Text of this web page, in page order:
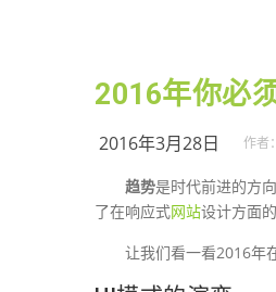
2016年你必
2016年3月28日 作者：
趋势是时代前进的方
了在响应式网站设计方面
让我们看一看2016年